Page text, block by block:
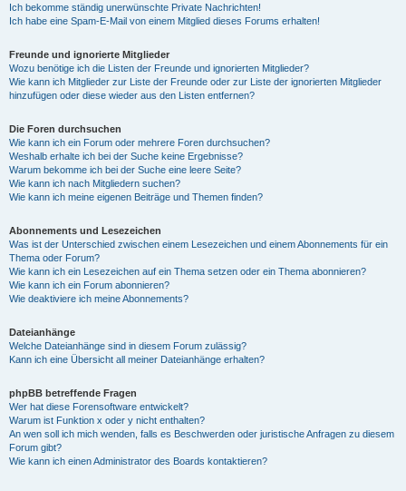
Ich bekomme ständig unerwünschte Private Nachrichten!
Ich habe eine Spam-E-Mail von einem Mitglied dieses Forums erhalten!
Freunde und ignorierte Mitglieder
Wozu benötige ich die Listen der Freunde und ignorierten Mitglieder?
Wie kann ich Mitglieder zur Liste der Freunde oder zur Liste der ignorierten Mitglieder
hinzufügen oder diese wieder aus den Listen entfernen?
Die Foren durchsuchen
Wie kann ich ein Forum oder mehrere Foren durchsuchen?
Weshalb erhalte ich bei der Suche keine Ergebnisse?
Warum bekomme ich bei der Suche eine leere Seite?
Wie kann ich nach Mitgliedern suchen?
Wie kann ich meine eigenen Beiträge und Themen finden?
Abonnements und Lesezeichen
Was ist der Unterschied zwischen einem Lesezeichen und einem Abonnements für ein
Thema oder Forum?
Wie kann ich ein Lesezeichen auf ein Thema setzen oder ein Thema abonnieren?
Wie kann ich ein Forum abonnieren?
Wie deaktiviere ich meine Abonnements?
Dateianhänge
Welche Dateianhänge sind in diesem Forum zulässig?
Kann ich eine Übersicht all meiner Dateianhänge erhalten?
phpBB betreffende Fragen
Wer hat diese Forensoftware entwickelt?
Warum ist Funktion x oder y nicht enthalten?
An wen soll ich mich wenden, falls es Beschwerden oder juristische Anfragen zu diesem
Forum gibt?
Wie kann ich einen Administrator des Boards kontaktieren?